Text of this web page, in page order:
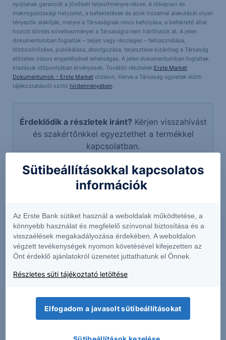
nyújtanak garanciát a jövőbeli teljesítményre nézve. A tőkepiaci és
makrogazdasági helyzetet, a befektetések és azok hozamai alakulását olyan
tényezők alakítják, melyre a Társaságnak nincs befolyása, a befektető által
hozott döntés következményei a Társaságra nem háríthatók át. A jelen
dokumentumban foglaltak – teljes vagy részleges – felhasználása,
többszörözése, publikálása, átdolgozása, terjesztése kizárólag a Társaság
előzetes írásos engedélyével lehetséges. A jelen dokumentumban foglaltak
kiadásuk időpontjában érvényesek. További részletek:Erste Market
Dokumentumok – Erste Marketoldalon, illetve a Társaság ügyletek előtti
tájékoztatásról szóló hirdetményében.
Érdeklődik a részletek iránt? Kérjen visszahívást
és szakértőnkkel egyeztethet a termékkel
kapcsolatban.
További információk kérése
Sütibeállításokkal kapcsolatos
információk
Az Erste Bank sütiket használ a weboldalak működtetése, a
könnyebb használat és megfelelő színvonal biztosítása és a
visszaélések megakadályozása érdekében. A weboldalon
végzett tevékenységek nyomon követésével kifejezetten az
Önt érdeklő ajánlatokról üzenetet juttathatunk el Önnek.
Részletes süti tájékoztató letöltése
Elfogadom a javasolt sütibeállításokat